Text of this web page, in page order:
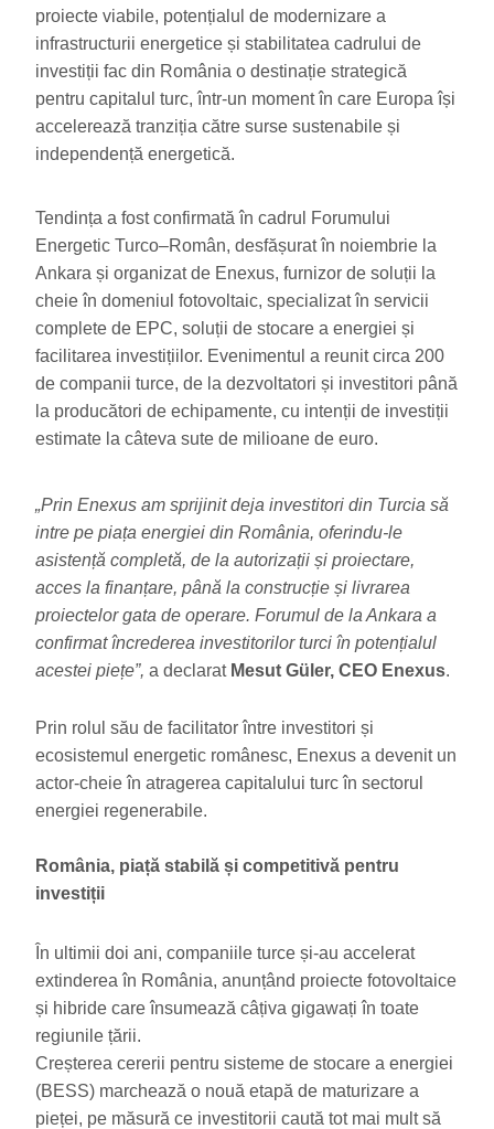
proiecte viabile, potențialul de modernizare a
infrastructurii energetice și stabilitatea cadrului de
investiții fac din România o destinație strategică
pentru capitalul turc, într-un moment în care Europa își
accelerează tranziția către surse sustenabile și
independență energetică.
Tendința a fost confirmată în cadrul Forumului
Energetic Turco–Român, desfășurat în noiembrie la
Ankara și organizat de Enexus, furnizor de soluții la
cheie în domeniul fotovoltaic, specializat în servicii
complete de EPC, soluții de stocare a energiei și
facilitarea investițiilor. Evenimentul a reunit circa 200
de companii turce, de la dezvoltatori și investitori până
la producători de echipamente, cu intenții de investiții
estimate la câteva sute de milioane de euro.
„Prin Enexus am sprijinit deja investitori din Turcia să
intre pe piața energiei din România, oferindu-le
asistență completă, de la autorizații și proiectare,
acces la finanțare, până la construcție și livrarea
proiectelor gata de operare. Forumul de la Ankara a
confirmat încrederea investitorilor turci în potențialul
acestei piețe”, a declarat Mesut Güler, CEO Enexus.
Prin rolul său de facilitator între investitori și
ecosistemul energetic românesc, Enexus a devenit un
actor-cheie în atragerea capitalului turc în sectorul
energiei regenerabile.
România, piață stabilă și competitivă pentru
investiții
În ultimii doi ani, companiile turce și-au accelerat
extinderea în România, anunțând proiecte fotovoltaice
și hibride care însumează câțiva gigawați în toate
regiunile țării.
Creșterea cererii pentru sisteme de stocare a energiei
(BESS) marchează o nouă etapă de maturizare a
pieței, pe măsură ce investitorii caută tot mai mult să